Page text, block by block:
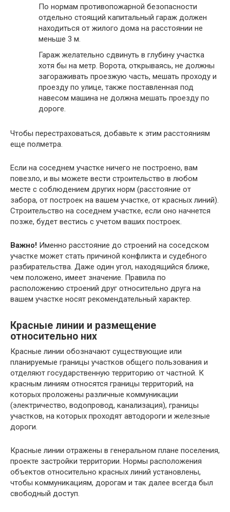
По нормам противопожарной безопасности
отдельно стоящий капитальный гараж должен
находиться от жилого дома на расстоянии не
меньше 3 м.
Гараж желательно сдвинуть в глубину участка
хотя бы на метр. Ворота, открываясь, не должны
загораживать проезжую часть, мешать проходу и
проезду по улице, также поставленная под
навесом машина не должна мешать проезду по
дороге.
Чтобы перестраховаться, добавьте к этим расстояниям
еще полметра.
Если на соседнем участке ничего не построено, вам
повезло, и вы можете вести строительство в любом
месте с соблюдением других норм (расстояние от
забора, от построек на вашем участке, от красных линий).
Строительство на соседнем участке, если оно начнется
позже, будет вестись с учетом ваших построек.
Важно! Именно расстояние до строений на соседском
участке может стать причиной конфликта и судебного
разбирательства. Даже один угол, находящийся ближе,
чем положено, имеет значение. Правила по
расположению строений друг относительно друга на
вашем участке носят рекомендательный характер.
Красные линии и размещение
относительно них
Красные линии обозначают существующие или
планируемые границы участков общего пользования и
отделяют государственную территорию от частной. К
красным линиям относятся границы территорий, на
которых проложены различные коммуникации
(электричество, водопровод, канализация), границы
участков, на которых проходят автодороги и железные
дороги.
Красные линии отражены в генеральном плане поселения,
проекте застройки территории. Нормы расположения
объектов относительно красных линий установлены,
чтобы коммуникациям, дорогам и так далее всегда был
свободный доступ.